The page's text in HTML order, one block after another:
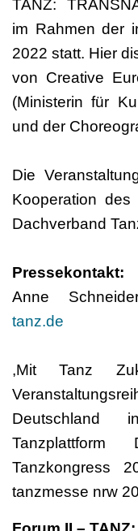
TANZ:
im Rahmen der
2022 statt. Hier
von Creative
(Ministerin für
und der
Die
Kooperation
Dachverband
Pressekontakt:
Anne
tanz.de
,Mit Tanz
Tanzkongress
tanzmesse nrw